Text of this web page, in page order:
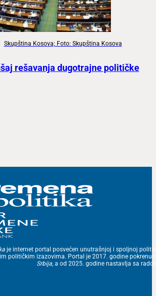
Skupština Kosova; Foto: Skupština Kosova
rešavanja dugotrajne političke
je internet portal posvećen unutrašnjoj i spoljnoj
političkim izazovima. Portal je 2017. godine
Srbija, a od 2025. godine nastavlja sa